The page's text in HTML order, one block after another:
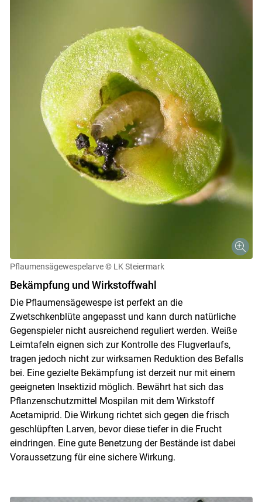
Pflaumensägewespelarve © LK Steiermark
Bekämpfung und Wirkstoffwahl
Die Pflaumensägewespe ist perfekt an die
Zwetschkenblüte angepasst und kann durch natürliche
Gegenspieler nicht ausreichend reguliert werden. Weiße
Leimtafeln eignen sich zur Kontrolle des Flugverlaufs,
tragen jedoch nicht zur wirksamen Reduktion des Befalls
bei. Eine gezielte Bekämpfung ist derzeit nur mit einem
geeigneten Insektizid möglich. Bewährt hat sich das
Pflanzenschutzmittel Mospilan mit dem Wirkstoff
Acetamiprid. Die Wirkung richtet sich gegen die frisch
geschlüpften Larven, bevor diese tiefer in die Frucht
eindringen. Eine gute Benetzung der Bestände ist dabei
Voraussetzung für eine sichere Wirkung.